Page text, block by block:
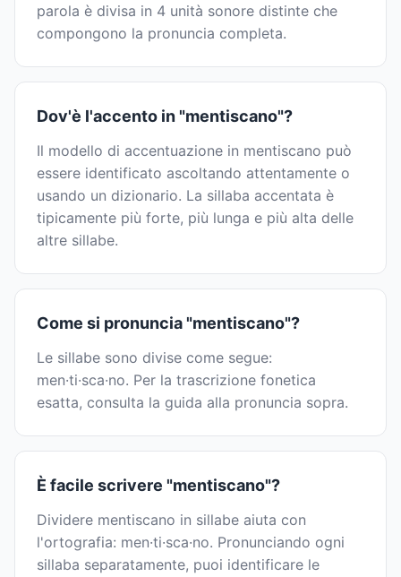
parola è divisa in 4 unità sonore distinte che
compongono la pronuncia completa.
Dov'è l'accento in "mentiscano"?
Il modello di accentuazione in mentiscano può
essere identificato ascoltando attentamente o
usando un dizionario. La sillaba accentata è
tipicamente più forte, più lunga e più alta delle
altre sillabe.
Come si pronuncia "mentiscano"?
Le sillabe sono divise come segue:
men·ti·sca·no. Per la trascrizione fonetica
esatta, consulta la guida alla pronuncia sopra.
È facile scrivere "mentiscano"?
Dividere mentiscano in sillabe aiuta con
l'ortografia: men·ti·sca·no. Pronunciando ogni
sillaba separatamente, puoi identificare le